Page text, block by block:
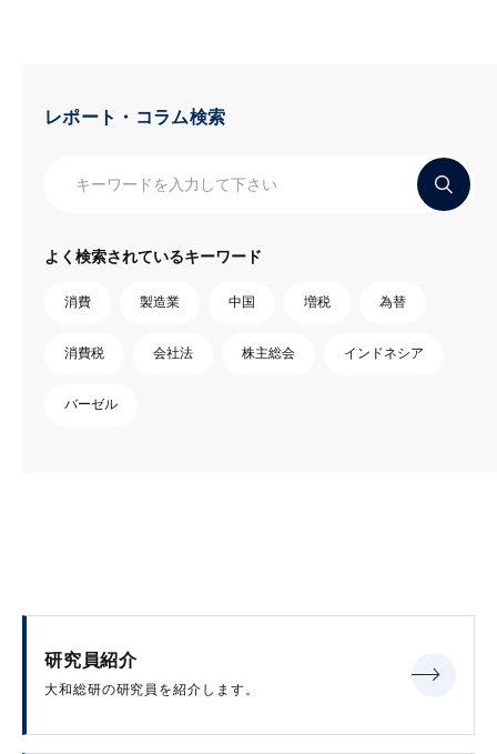
レポート・コラム検索
よく検索されているキーワード
消費 製造業 中国 増税 為替
消費税 会社法 株主総会 インドネシア
バーゼル
研究員紹介
大和総研の研究員を紹介します。